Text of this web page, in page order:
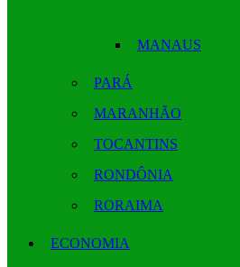
MANAUS
PARÁ
MARANHÃO
TOCANTINS
RONDÔNIA
RORAIMA
ECONOMIA